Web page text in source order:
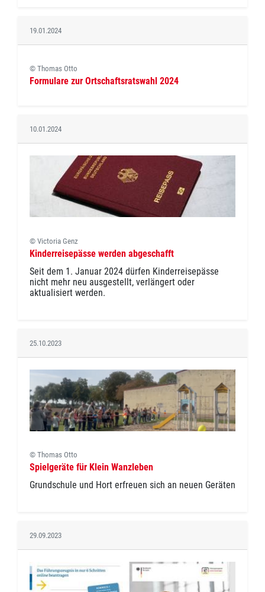
Formulare zur Ortschaftsratswahl 2024
© Thomas Otto
19.01.2024
Kinderreisepässe werden abgeschafft
Seit dem 1. Januar 2024 dürfen Kinderreisepässe
nicht mehr neu ausgestellt, verlängert oder
aktualisiert werden.
© Victoria Genz
10.01.2024
Spielgeräte für Klein Wanzleben
Grundschule und Hort erfreuen sich an neuen Geräten
© Thomas Otto
25.10.2023
29.09.2023